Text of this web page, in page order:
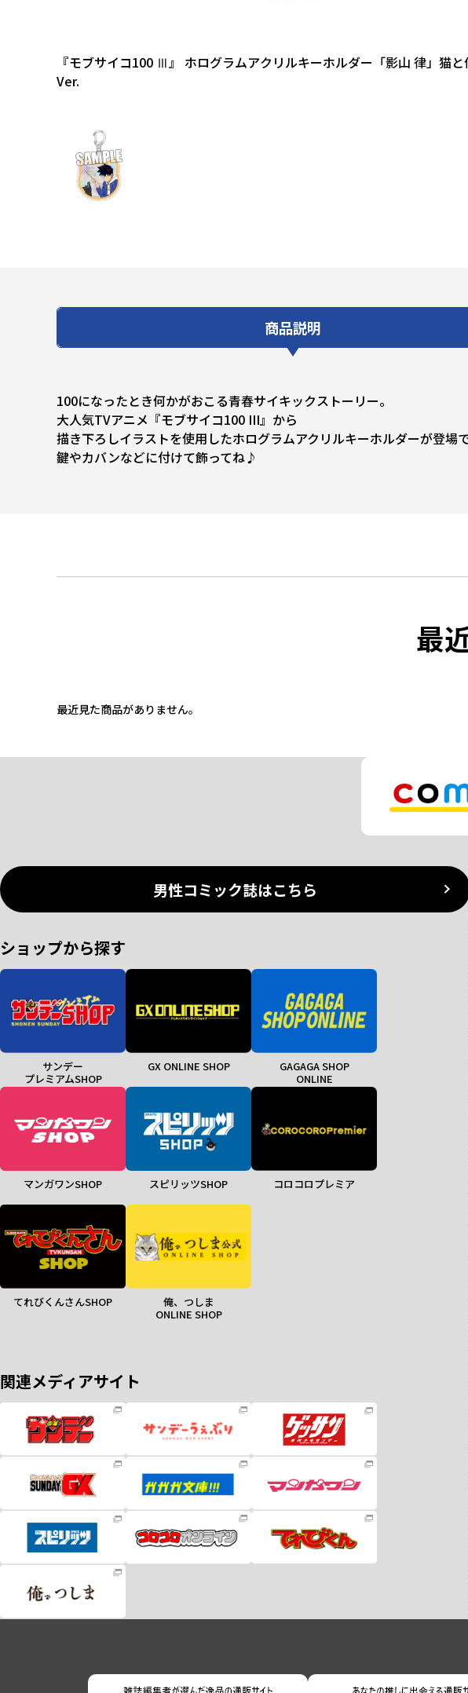
『モブサイコ100 Ⅲ』 ホログラムアクリルキーホルダー「影山 律」猫と
Ver.
商品説明
100になったとき何かがおこる青春サイキックストーリー。
大人気TVアニメ『モブサイコ100 III』から
描き下ろしイラストを使用したホログラムアクリルキーホルダーが登場
鍵やカバンなどに付けて飾ってね♪
最
最近見た商品がありません。
男性コミック誌はこちら
ショップから探す
サンデー
プレミアムSHOP
GX ONLINE SHOP
GAGAGA SHOP
ONLINE
マンガワンSHOP スピリッツSHOP コロコロプレミア
てれびくんさんSHOP
俺、つしま
ONLINE SHOP
関連メディアサイト